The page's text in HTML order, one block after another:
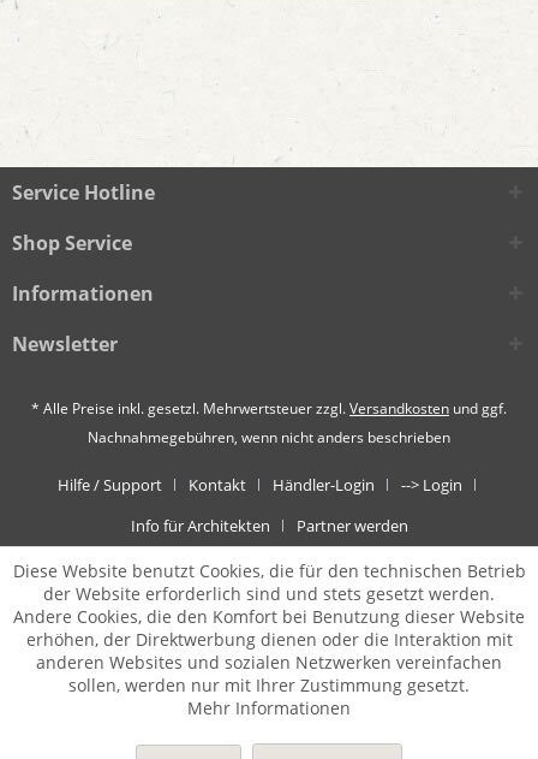
Service Hotline
Shop Service
Informationen
Newsletter
* Alle Preise inkl. gesetzl. Mehrwertsteuer zzgl.Versandkosten und ggf.
Nachnahmegebühren, wenn nicht anders beschrieben
Hilfe / Support Kontakt Händler-Login
--> Login
Info für Architekten
Partner werden
Diese Website benutzt Cookies, die für den technischen Betrieb
der Website erforderlich sind und stets gesetzt werden.
Andere Cookies, die den Komfort bei Benutzung dieser Website
erhöhen, der Direktwerbung dienen oder die Interaktion mit
anderen Websites und sozialen Netzwerken vereinfachen
sollen, werden nur mit Ihrer Zustimmung gesetzt.
Mehr Informationen